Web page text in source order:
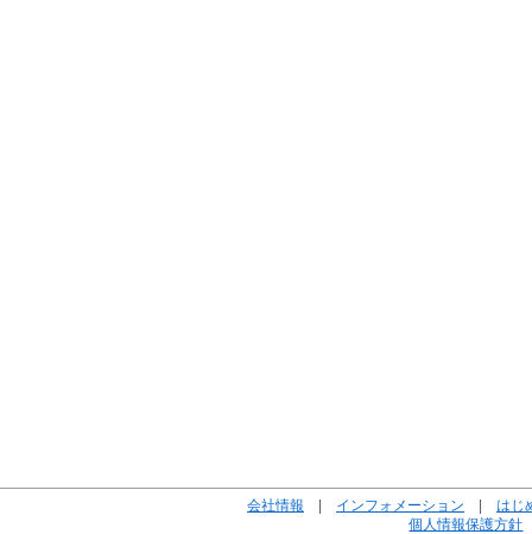
会社情報 | インフォメーション | はじ
個人情報保護方針